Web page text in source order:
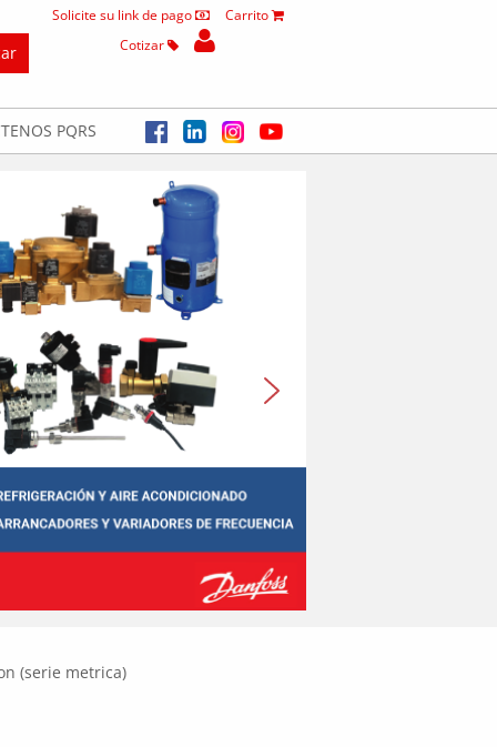
Solicite su link de pago
Carrito
Cotizar
PQRS
(serie metrica)